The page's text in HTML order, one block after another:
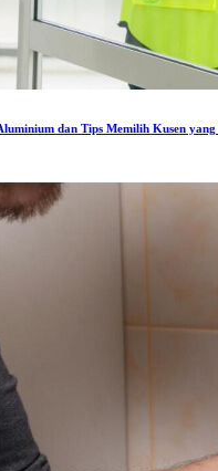
dan Tips Memilih Kusen yang